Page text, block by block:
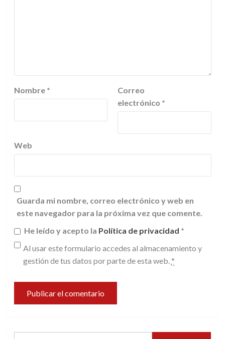
Nombre *
Correo
electrónico *
Web
Guarda mi nombre, correo electrónico y web en
este navegador para la próxima vez que comente.
He leído y acepto la Política de privacidad *
Al usar este formulario accedes al almacenamiento y
gestión de tus datos por parte de esta web. *